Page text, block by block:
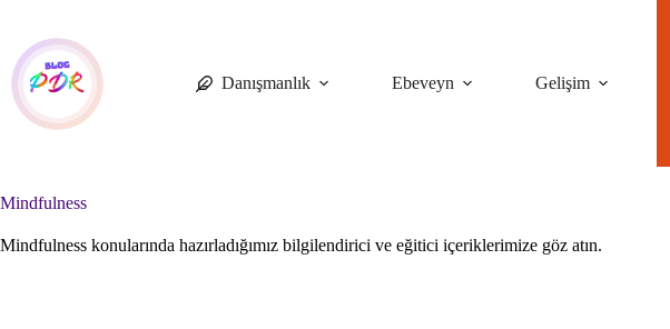
content
Danışmanlık
Ebeveyn Gelişim
Mindfulness
Mindfulness konularında hazırladığımız bilgilendirici ve eğitici içeriklerimize göz atın.